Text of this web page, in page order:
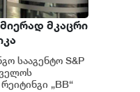
მკაცრი
Ratings
სააგენტო S&P
„BB“